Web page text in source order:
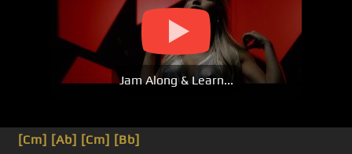
Jam Along & Learn...
[Cm] [Ab] [Cm] [Bb]